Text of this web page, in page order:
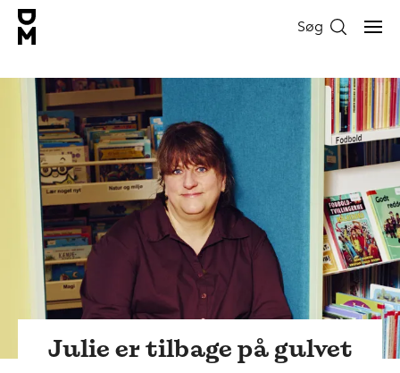
Søg
Julie er tilbage på gulvet